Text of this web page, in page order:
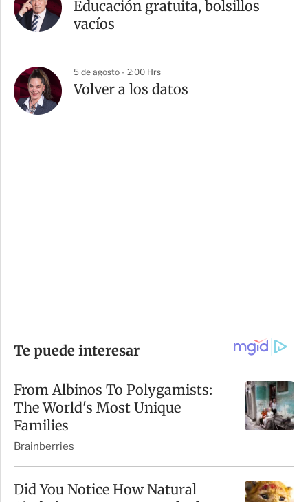
Educación gratuita, bolsillos
vacíos
5 de agosto - 2:00 Hrs
Volver a los datos